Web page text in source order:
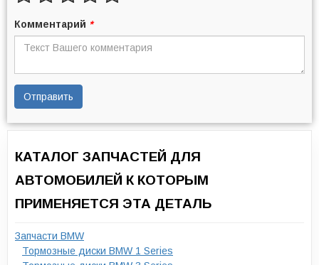
Комментарий *
Отправить
КАТАЛОГ ЗАПЧАСТЕЙ ДЛЯ
АВТОМОБИЛЕЙ К КОТОРЫМ
ПРИМЕНЯЕТСЯ ЭТА ДЕТАЛЬ
Запчасти BMW
Тормозные диски BMW 1 Series